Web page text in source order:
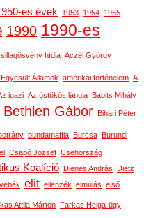
es évek 1953 1954 1955
1990 1990-es
hídja Aczél György
Államok amerikai történelem A
igazi Az üstökös lángja Babits Mihály
Bethlen Gábor Bihari Péter
bundamaffia Burcsa Burundi
Csapó József Csehország
Koalíció Dienes András
Dietz
elit ellenzék elmúlás első
Attila Márton Farkas Helga-ügy